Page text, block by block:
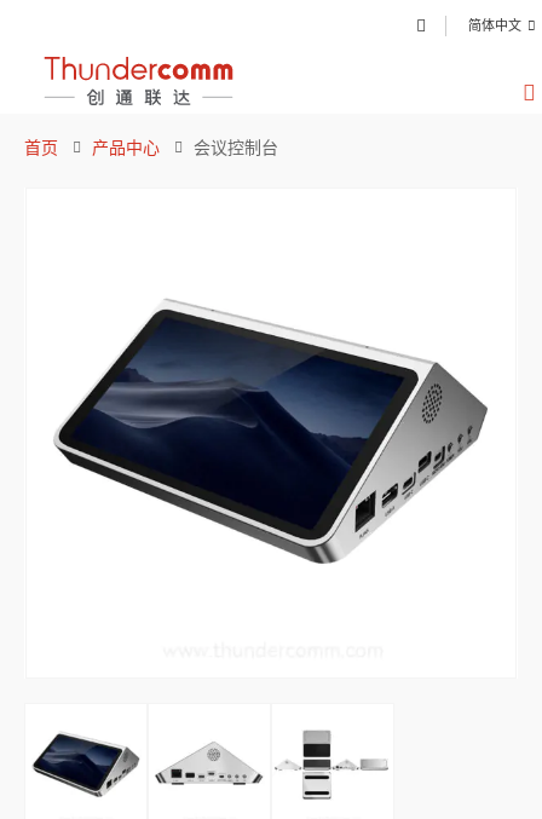
简体中文
首页 产品中心 会议控制台